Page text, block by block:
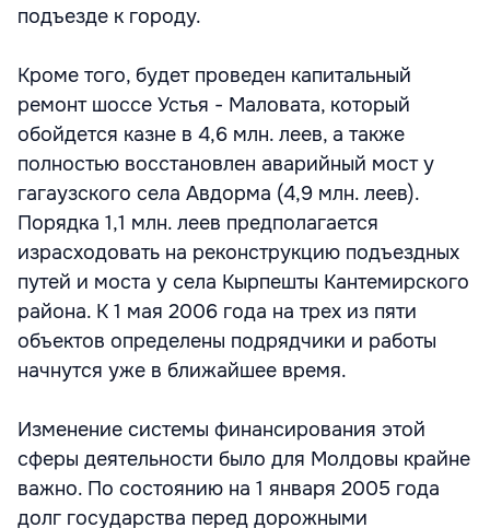
подъезде к городу.
Кроме того, будет проведен капитальный
ремонт шоссе Устья - Маловата, который
обойдется казне в 4,6 млн. леев, а также
полностью восстановлен аварийный мост у
гагаузского села Авдорма (4,9 млн. леев).
Порядка 1,1 млн. леев предполагается
израсходовать на реконструкцию подъездных
путей и моста у села Кырпешты Кантемирского
района. К 1 мая 2006 года на трех из пяти
объектов определены подрядчики и работы
начнутся уже в ближайшее время.
Изменение системы финансирования этой
сферы деятельности было для Молдовы крайне
важно. По состоянию на 1 января 2005 года
долг государства перед дорожными